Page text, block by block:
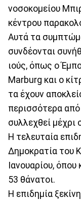
νοσοκομείου
κέντρου
Αυτά τα
συνδέονται
ιούς, όπως ο
Marburg και ο
τα έχουν
περισσότερα
συλλεχθεί μέχρι
Η τελευταία
Δημοκρατία του
Ιανουαρίου,
53 θάνατοι.
Η επιδημία